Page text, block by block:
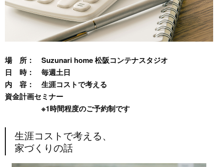
場 所：
Suzunari home 松阪コンテナスタジオ
日 時：
毎週土日
内 容：
生涯コストで考える
資金計画セミナー
※1時間程度のご予約制です
生涯コストで考える、
家づくりの話